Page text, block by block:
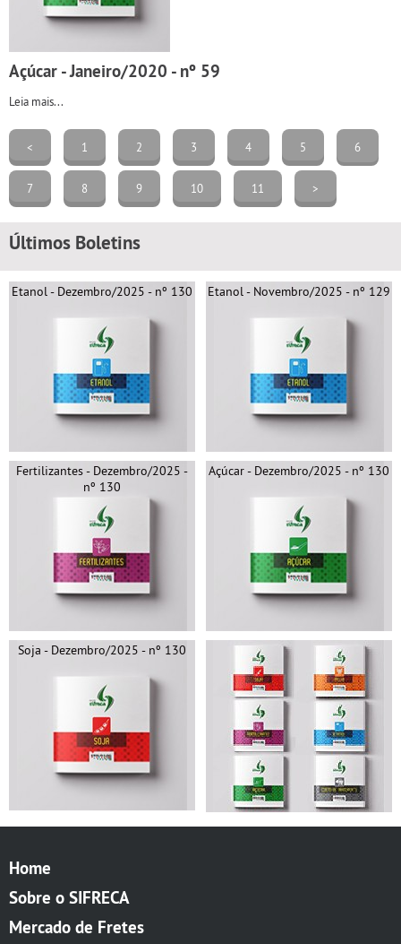
Açúcar - Janeiro/2020 - nº 59
Leia mais...
< 1 2 3 4 5 6
7 8 9 10 11 >
Últimos Boletins
Etanol - Dezembro/2025 - nº 130 Etanol - Novembro/2025 - nº 129
Fertilizantes - Dezembro/2025 -
nº 130
Açúcar - Dezembro/2025 - nº 130
Soja - Dezembro/2025 - nº 130
Home
Sobre o SIFRECA
Mercado de Fretes